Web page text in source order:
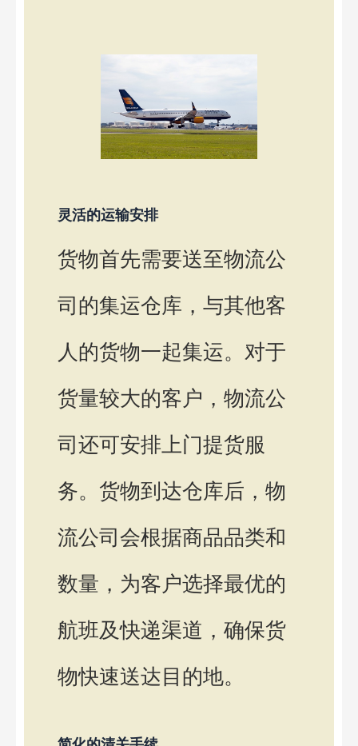
灵活的运输安排
货物首先需要送至物流公
司的集运仓库，与其他客
人的货物一起集运。对于
货量较大的客户，物流公
司还可安排上门提货服
务。货物到达仓库后，物
流公司会根据商品品类和
数量，为客户选择最优的
航班及快递渠道，确保货
物快速送达目的地。